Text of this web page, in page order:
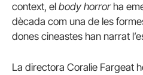
context, el body horrorha
dècada com una de les
dones cineastes han narrat
La directora Coralie Fargeat